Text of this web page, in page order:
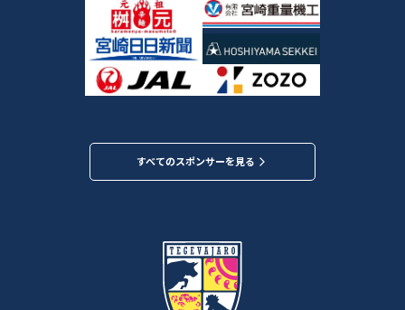
すべてのスポンサーを見る